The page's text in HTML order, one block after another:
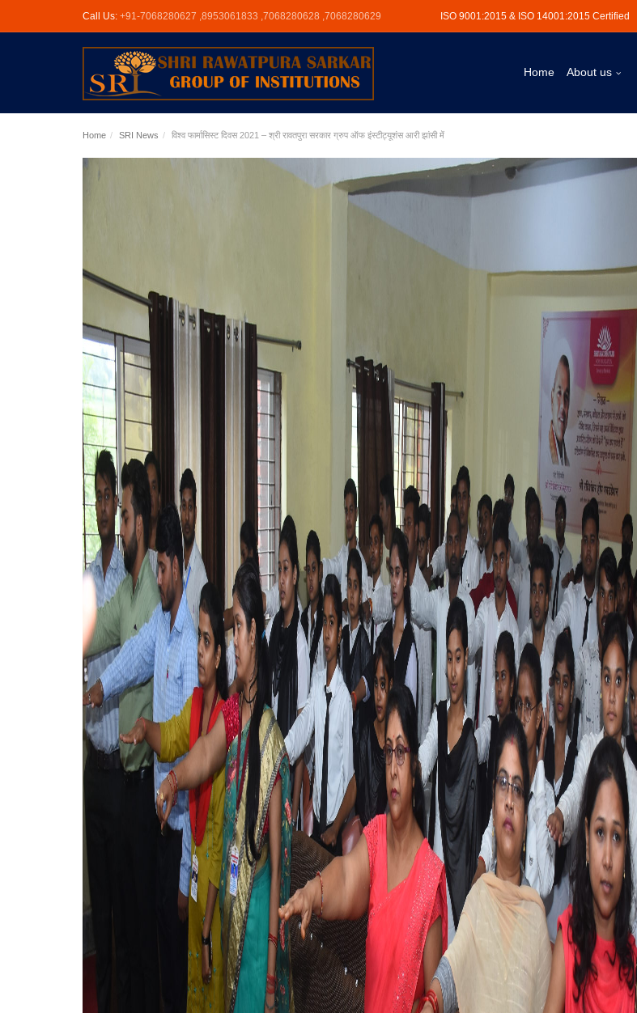
Call Us: +91-7068280627 ,8953061833 ,7068280628 ,7068280629 ISO 9001:2015 & ISO 14001:2015 Certified
Home About us
Home SRI News विश्व फार्मासिस्ट दिवस 2021 – श्री रावतपुरा सरकार ग्रुप ऑफ इंस्टीट्यूशंस आरी झांसी में